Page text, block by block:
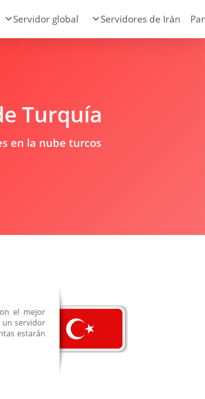
Servidores de Irán
Servidor global
Turquía
en la nube turcos
el mejor
un servidor
estarán